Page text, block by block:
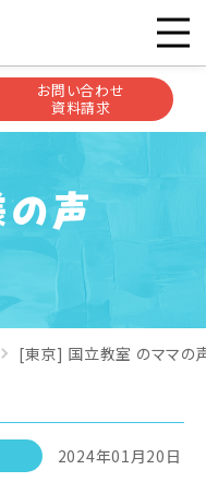
お問い合わせ
資料請求
[東京] 国立教室 のママの
2024年01月20日